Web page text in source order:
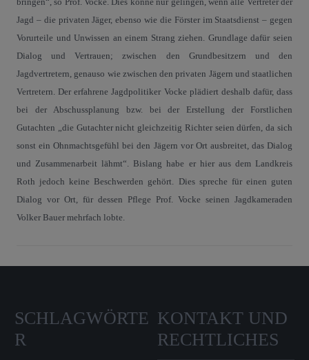
Jagd – die privaten Jäger, ebenso wie die Förster im Staatsdienst – gegen
Vorurteile und Unwissen an einem Strang ziehen. Grundlage dafür seien
Dialog und Vertrauen; zwischen den Grundbesitzern und den
Jagdvertretern, genauso wie zwischen den privaten Jägern und staatlichen
Vertretern. Der erfahrene Jagdpolitiker Vocke plädiert deshalb dafür, dass
bei der Abschussplanung bzw. bei der Erstellung der Forstlichen
Gutachten „die Gutachter nicht gleichzeitig Richter seien dürfen, da sich
sonst ein Ohnmachtsgefühl bei den Jägern vor Ort ausbreitet, das Dialog
und Zusammenarbeit lähmt“. Bislang habe er hier aus dem Landkreis
Roth jedoch keine Beschwerden gehört. Dies spreche für einen guten
Dialog vor Ort, für dessen Pflege Prof. Vocke seinen Jagdkameraden
Volker Bauer mehrfach lobte.
SCHLAGWÖRTE
R
KONTAKT UND
RECHTLICHES